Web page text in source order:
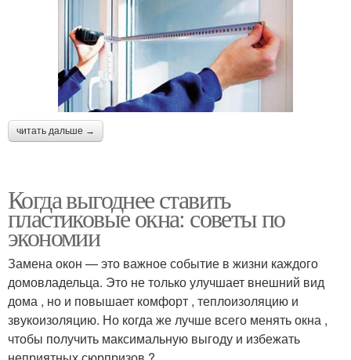
читать дальше →
Когда выгоднее ставить
пластиковые окна: советы по
экономии
Замена окон — это важное событие в жизни каждого
домовладельца. Это не только улучшает внешний вид
дома , но и повышает комфорт , теплоизоляцию и
звукоизоляцию. Но когда же лучше всего менять окна ,
чтобы получить максимальную выгоду и избежать